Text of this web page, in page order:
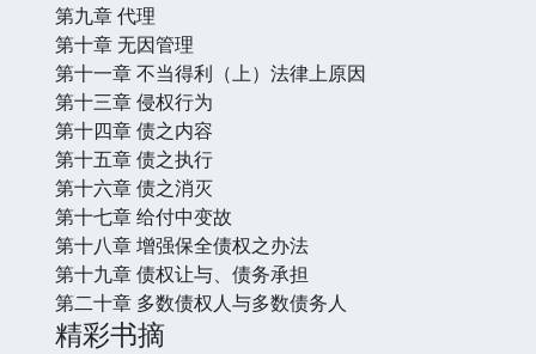
第九章 代理
第十章 无因管理
第十一章 不当得利（上）法律上原因
第十三章 侵权行为
第十四章 债之内容
第十五章 债之执行
第十六章 债之消灭
第十七章 给付中变故
第十八章 增强保全债权之办法
第十九章 债权让与、债务承担
第二十章 多数债权人与多数债务人
精彩书摘